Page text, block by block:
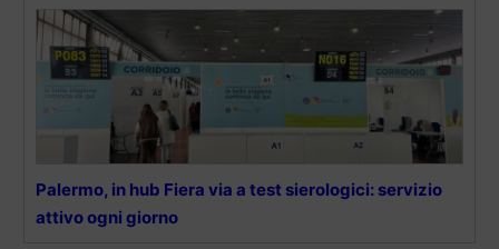
Palermo, in hub Fiera via a test sierologici: servizio
attivo ogni giorno